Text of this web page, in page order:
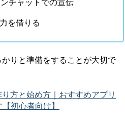
チャットでの宣伝
を借りる
りと準備をすることが大切で
方と始め方｜おすすめアプリ
初心者向け】